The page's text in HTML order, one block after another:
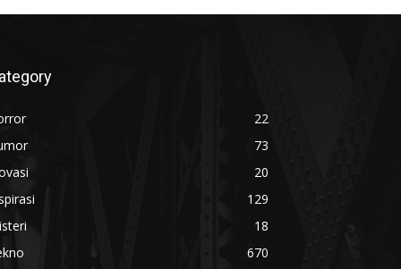
22
73
20
129
18
670